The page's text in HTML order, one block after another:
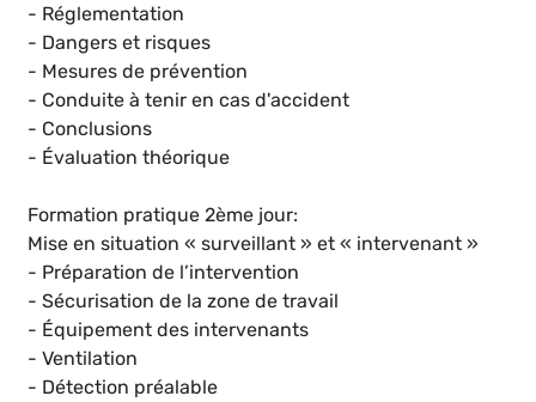
- Réglementation
- Dangers et risques
- Mesures de prévention
- Conduite à tenir en cas d'accident
- Conclusions
- Évaluation théorique
Formation pratique 2ème jour:
Mise en situation « surveillant » et « intervenant »
- Préparation de l’intervention
- Sécurisation de la zone de travail
- Équipement des intervenants
- Ventilation
- Détection préalable